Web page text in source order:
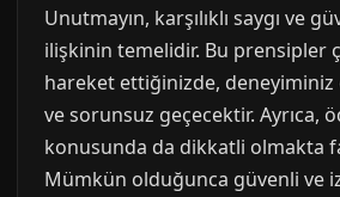
Unutmayın, karşılıklı saygı ve
ilişkinin temelidir. Bu prensipler
hareket ettiğinizde, deneyiminiz
ve sorunsuz geçecektir. Ayrıca,
konusunda da dikkatli olmakta
Mümkün olduğunca güvenli ve